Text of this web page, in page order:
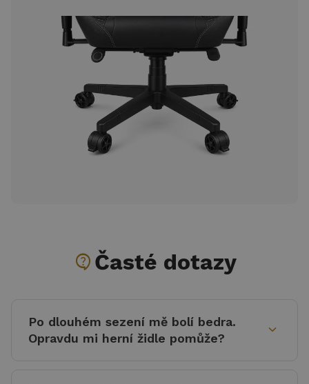
contact_supportČasté dotazy
Po dlouhém sezení mě bolí bedra.
Opravdu mi herní židle pomůže?
expand_more